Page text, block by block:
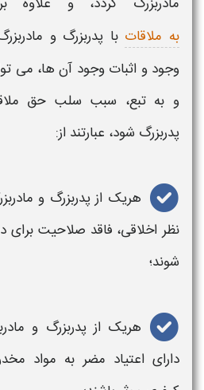
به ملاقات با پدربزرگ و
وجود و اثبات وجود آن ها، می
و به تبع، سبب سلب حق
پدربزرگ شود، عبارتند از:
هریک از پدربزرگ و
نظر اخلاقی، فاقد صلاحیت برای
شوند؛
هریک از پدربزرگ و
دارای اعتیاد مضر به مواد